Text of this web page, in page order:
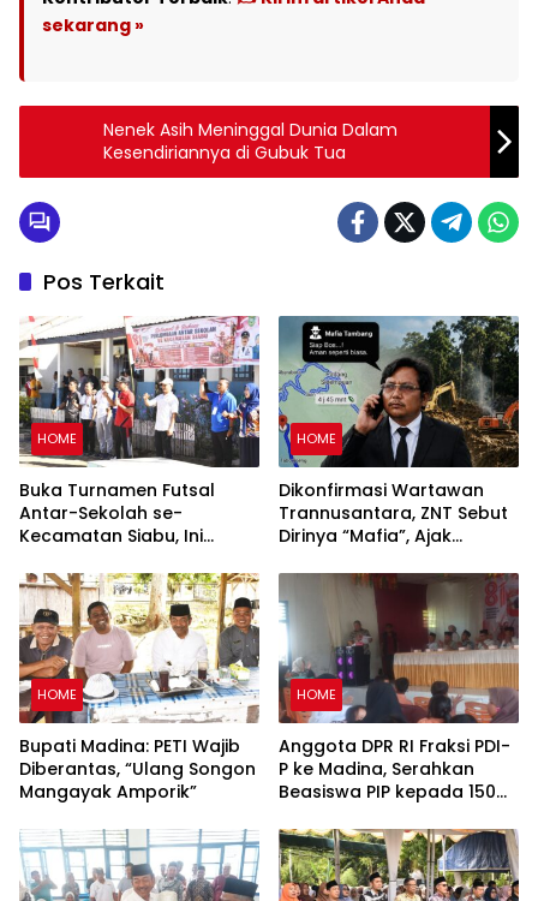
sekarang »
Nenek Asih Meninggal Dunia Dalam
Kesendiriannya di Gubuk Tua
Pos Terkait
HOME
Buka Turnamen Futsal
Antar-Sekolah se-
Kecamatan Siabu, Ini
HOME
Dikonfirmasi Wartawan
Trannusantara, ZNT Sebut
Dirinya “Mafia”, Ajak
Klarifikasi Dugaan PETI
HOME
Bupati Madina: PETI Wajib
Diberantas, “Ulang Songon
Mangayak Amporik”
HOME
Anggota DPR RI Fraksi PDI-
P ke Madina, Serahkan
Beasiswa PIP kepada 150